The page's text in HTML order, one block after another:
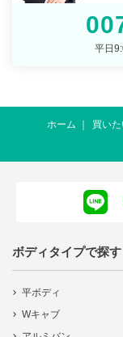
平日
ホーム 買い
ボディタイプで探す
平ボディ
Wキャブ